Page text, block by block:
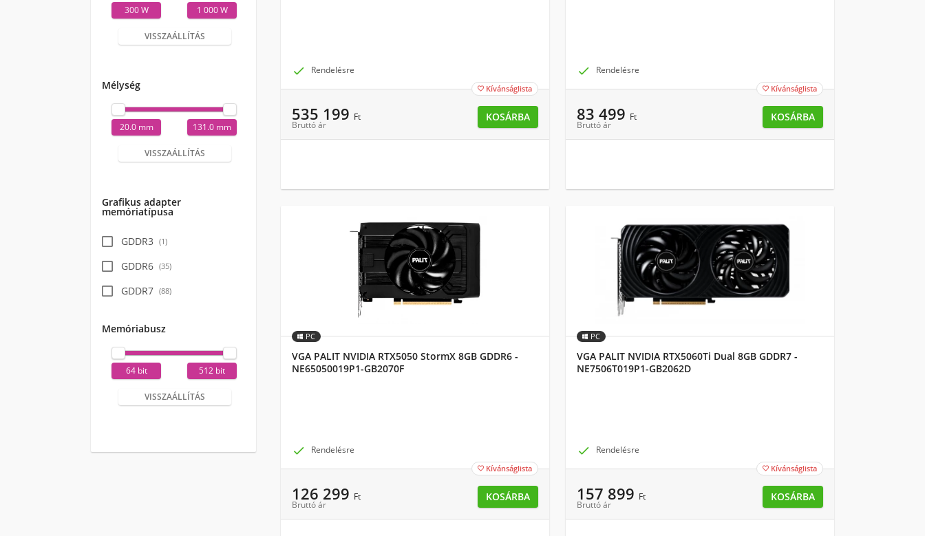
300 W 1 000 W
VISSZAÁLLÍTÁS
Mélység
20.0 mm 131.0 mm
VISSZAÁLLÍTÁS
Grafikus adapter
memóriatípusa
GDDR3 (1)
GDDR6 (35)
GDDR7 (88)
Memóriabusz
64 bit 512 bit
VISSZAÁLLÍTÁS
 Rendelésre
 Kívánságlista
535 199 Ft
Bruttó ár
KOSÁRBA
 Rendelésre
 Kívánságlista
83 499 Ft
Bruttó ár
KOSÁRBA
PC
VGA PALIT NVIDIA RTX5050 StormX 8GB GDDR6 -
NE65050019P1-GB2070F
 Rendelésre
 Kívánságlista
126 299 Ft
Bruttó ár
KOSÁRBA
PC
VGA PALIT NVIDIA RTX5060Ti Dual 8GB GDDR7 -
NE7506T019P1-GB2062D
 Rendelésre
 Kívánságlista
157 899 Ft
Bruttó ár
KOSÁRBA